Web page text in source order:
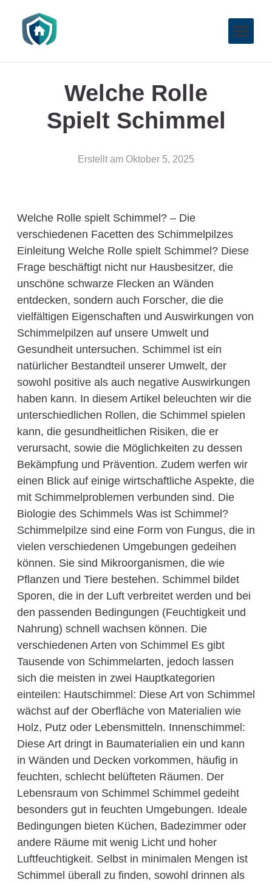
Welche Rolle
Spielt Schimmel
Erstellt am Oktober 5, 2025
Welche Rolle spielt Schimmel? – Die
verschiedenen Facetten des Schimmelpilzes
Einleitung Welche Rolle spielt Schimmel? Diese
Frage beschäftigt nicht nur Hausbesitzer, die
unschöne schwarze Flecken an Wänden
entdecken, sondern auch Forscher, die die
vielfältigen Eigenschaften und Auswirkungen von
Schimmelpilzen auf unsere Umwelt und
Gesundheit untersuchen. Schimmel ist ein
natürlicher Bestandteil unserer Umwelt, der
sowohl positive als auch negative Auswirkungen
haben kann. In diesem Artikel beleuchten wir die
unterschiedlichen Rollen, die Schimmel spielen
kann, die gesundheitlichen Risiken, die er
verursacht, sowie die Möglichkeiten zu dessen
Bekämpfung und Prävention. Zudem werfen wir
einen Blick auf einige wirtschaftliche Aspekte, die
mit Schimmelproblemen verbunden sind. Die
Biologie des Schimmels Was ist Schimmel?
Schimmelpilze sind eine Form von Fungus, die in
vielen verschiedenen Umgebungen gedeihen
können. Sie sind Mikroorganismen, die wie
Pflanzen und Tiere bestehen. Schimmel bildet
Sporen, die in der Luft verbreitet werden und bei
den passenden Bedingungen (Feuchtigkeit und
Nahrung) schnell wachsen können. Die
verschiedenen Arten von Schimmel Es gibt
Tausende von Schimmelarten, jedoch lassen
sich die meisten in zwei Hauptkategorien
einteilen: Hautschimmel: Diese Art von Schimmel
wächst auf der Oberfläche von Materialien wie
Holz, Putz oder Lebensmitteln. Innenschimmel:
Diese Art dringt in Baumaterialien ein und kann
in Wänden und Decken vorkommen, häufig in
feuchten, schlecht belüfteten Räumen. Der
Lebensraum von Schimmel Schimmel gedeiht
besonders gut in feuchten Umgebungen. Ideale
Bedingungen bieten Küchen, Badezimmer oder
andere Räume mit wenig Licht und hoher
Luftfeuchtigkeit. Selbst in minimalen Mengen ist
Schimmel überall zu finden, sowohl drinnen als